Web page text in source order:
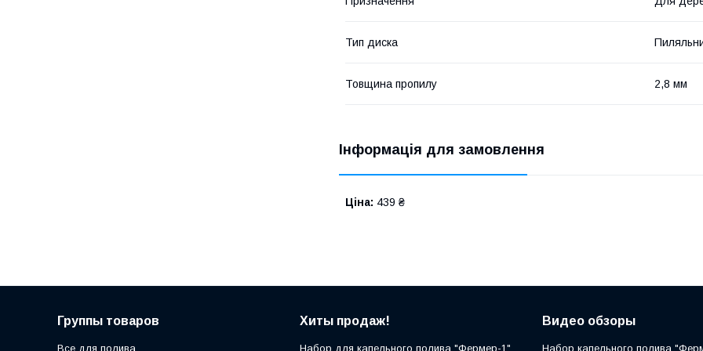
Тип диска
Товщина пропилу 2,8 мм
Інформація для замовлення
Ціна: 439 ₴
Группы товаров
Все для полива
Хиты продаж!
Набор для капельного полива "Фермер-1"
Видео обзоры
Набор капельного полива